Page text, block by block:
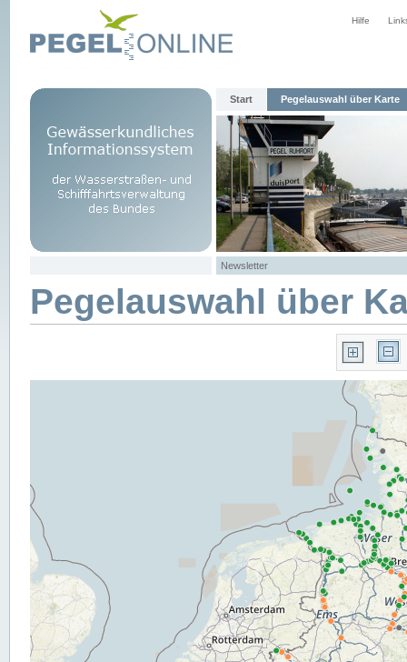
Hilfe
Start Pegelauswahl über Karte
Newsletter
Pegelauswahl über